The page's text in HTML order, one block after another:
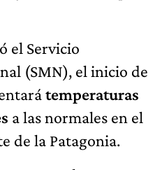
el Servicio
(SMN), el inicio de
temperaturas
a las normales en el
de la Patagonia.